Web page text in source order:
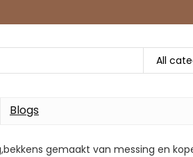
All
Blogs
gemaakt van messing en